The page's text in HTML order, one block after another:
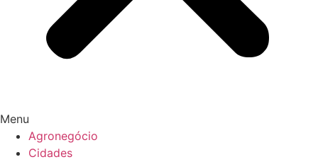
Menu
Agronegócio
Cidades